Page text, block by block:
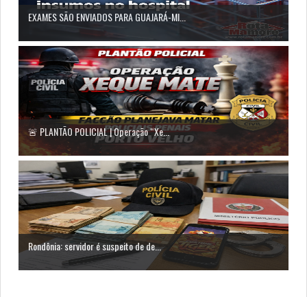
EXAMES SÃO ENVIADOS PARA GUAJARÁ-MI...
🚨 PLANTÃO POLICIAL | Operação “Xe...
Rondônia: servidor é suspeito de de...